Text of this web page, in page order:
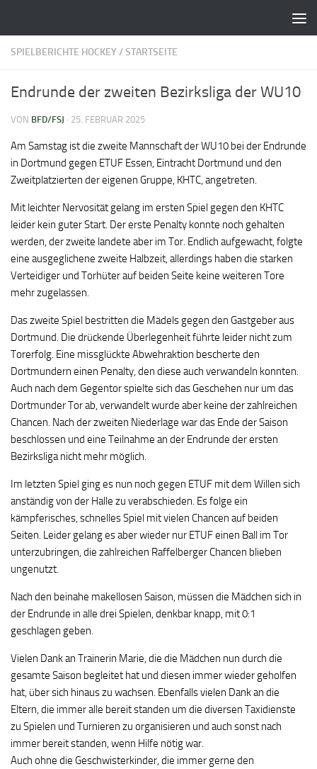
SPIELBERICHTE HOCKEY/STARTSEITE
Endrunde der zweiten Bezirksliga der WU10
VON BFD/FSJ · 25. FEBRUAR 2025
Am Samstag ist die zweite Mannschaft der WU10 bei der Endrunde
in Dortmund gegen ETUF Essen, Eintracht Dortmund und den
Zweitplatzierten der eigenen Gruppe, KHTC, angetreten.
Mit leichter Nervosität gelang im ersten Spiel gegen den KHTC
leider kein guter Start. Der erste Penalty konnte noch gehalten
werden, der zweite landete aber im Tor. Endlich aufgewacht, folgte
eine ausgeglichene zweite Halbzeit, allerdings haben die starken
Verteidiger und Torhüter auf beiden Seite keine weiteren Tore
mehr zugelassen.
Das zweite Spiel bestritten die Mädels gegen den Gastgeber aus
Dortmund. Die drückende Überlegenheit führte leider nicht zum
Torerfolg. Eine missglückte Abwehraktion bescherte den
Dortmundern einen Penalty, den diese auch verwandeln konnten.
Auch nach dem Gegentor spielte sich das Geschehen nur um das
Dortmunder Tor ab, verwandelt wurde aber keine der zahlreichen
Chancen. Nach der zweiten Niederlage war das Ende der Saison
beschlossen und eine Teilnahme an der Endrunde der ersten
Bezirksliga nicht mehr möglich.
Im letzten Spiel ging es nun noch gegen ETUF mit dem Willen sich
anständig von der Halle zu verabschieden. Es folge ein
kämpferisches, schnelles Spiel mit vielen Chancen auf beiden
Seiten. Leider gelang es aber wieder nur ETUF einen Ball im Tor
unterzubringen, die zahlreichen Raffelberger Chancen blieben
ungenutzt.
Nach den beinahe makellosen Saison, müssen die Mädchen sich in
der Endrunde in alle drei Spielen, denkbar knapp, mit 0:1
geschlagen geben.
Vielen Dank an Trainerin Marie, die die Mädchen nun durch die
gesamte Saison begleitet hat und diesen immer wieder geholfen
hat, über sich hinaus zu wachsen. Ebenfalls vielen Dank an die
Eltern, die immer alle bereit standen um die diversen Taxidienste
zu Spielen und Turnieren zu organisieren und auch sonst nach
immer bereit standen, wenn Hilfe nötig war.
Auch ohne die Geschwisterkinder, die immer gerne den